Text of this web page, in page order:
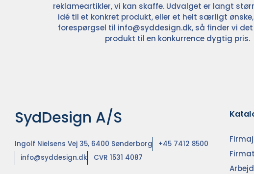
reklameartikler, vi kan skaffe. Udvalget er langt
idé til et konkret produkt, eller et helt særligt
forespørgsel til info@syddesign.dk, så finder vi
produkt til en konkurrence dygtig pris.
SydDesign A/S
Ingolf Nielsens Vej 35, 6400 Sønderborg
+45 7412 8500
info@syddesign.dk
CVR 1531 4087